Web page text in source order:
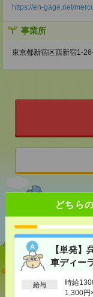
どちら
【単発】
車ディー
給与
時給
1,300円
https://en-gage.net/
事業所
東京都新宿区西新宿1-
あなた
【単発】呉市広
ラーでの受付・